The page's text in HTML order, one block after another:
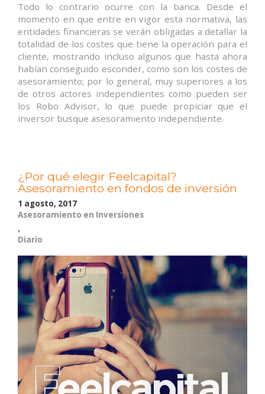
Todo lo contrario ocurre con la banca. Desde el
momento en que entre en vigor esta normativa, las
entidades financieras se verán obligadas a detallar la
totalidad de los costes que tiene la operación para el
cliente, mostrando incluso algunos que hasta ahora
habían conseguido esconder, como son los costes de
asesoramiento; por lo general, muy superiores a los
de otros actores independientes como pueden ser
los Robo Advisor, lo que puede propiciar que el
inversor busque asesoramiento independiente.
¿Por qué elegir Feelcapital?
Asesoramiento en fondos de inversión
1 agosto, 2017
Asesoramiento en Inversiones
,
Diario